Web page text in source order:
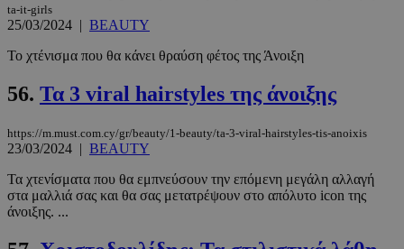
ta-it-girls
25/03/2024 | BEAUTY
Το χτένισμα που θα κάνει θραύση φέτος της Άνοιξη
56. Τα 3 viral hairstyles της άνοιξης
https://m.must.com.cy/gr/beauty/1-beauty/ta-3-viral-hairstyles-tis-anoixis
23/03/2024 | BEAUTY
Τα χτενίσματα που θα εμπνεύσουν την επόμενη μεγάλη αλλαγή
στα μαλλιά σας και θα σας μετατρέψουν στο απόλυτο icon της
άνοιξης. ...
_scc_session
PHPSESSID
PHP.net
συνεδρία